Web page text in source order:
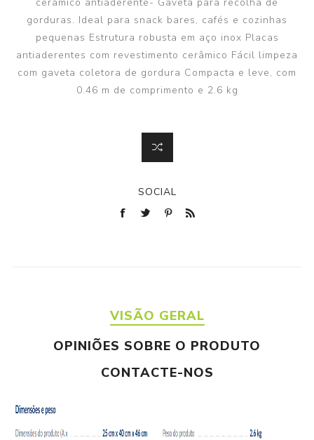
gorduras. Ideal para snack bares, cafés e cozinhas
pequenas Estrutura robusta em aço inox Placas
antiaderentes com revestimento cerâmico Fácil limpeza
com gaveta coletora de gordura Compacta e leve, com
0.46 m de comprimento e 2.6 kg
SOCIAL
VISÃO GERAL
OPINIÕES SOBRE O PRODUTO
CONTACTE-NOS